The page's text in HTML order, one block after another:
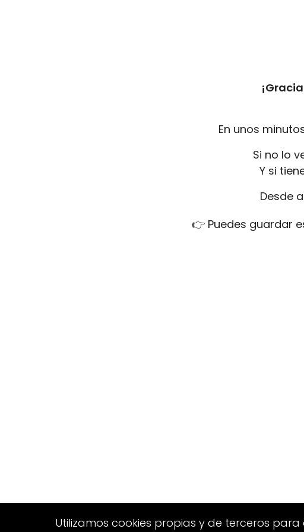
En unos
Si no lo
Y si
Desde
👉 Puedes guardar
Utilizamos cookies propias y de terceros